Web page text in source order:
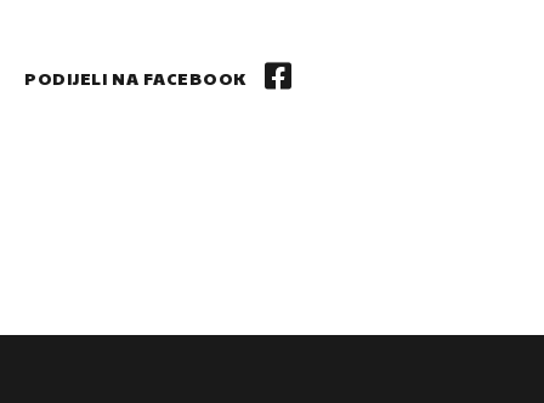
PODIJELI NA FACEBOOK